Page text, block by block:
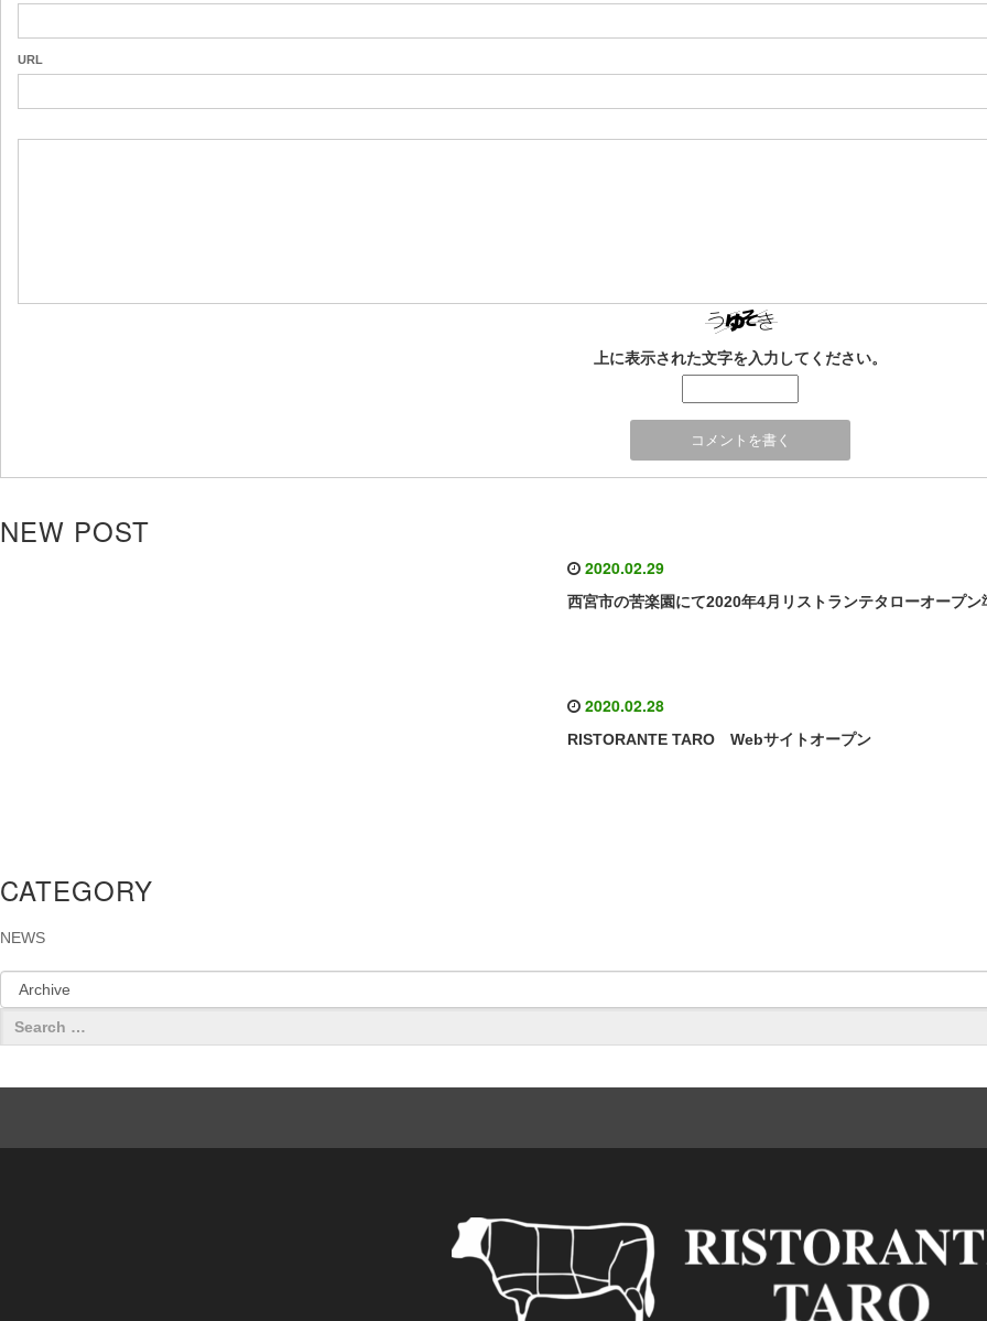
URL
上に表示された文字を入力してください。
NEW POST
2020.02.29
西宮市の苦楽園にて2020年4月リストランテタローオープン
2020.02.28
RISTORANTE TARO Webサイトオープン
CATEGORY
NEWS